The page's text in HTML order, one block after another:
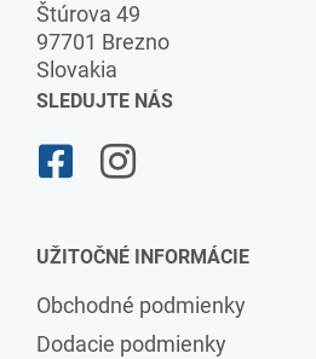
Štúrova 49
97701 Brezno
Slovakia
SLEDUJTE NÁS
UŽITOČNÉ INFORMÁCIE
Obchodné podmienky
Dodacie podmienky